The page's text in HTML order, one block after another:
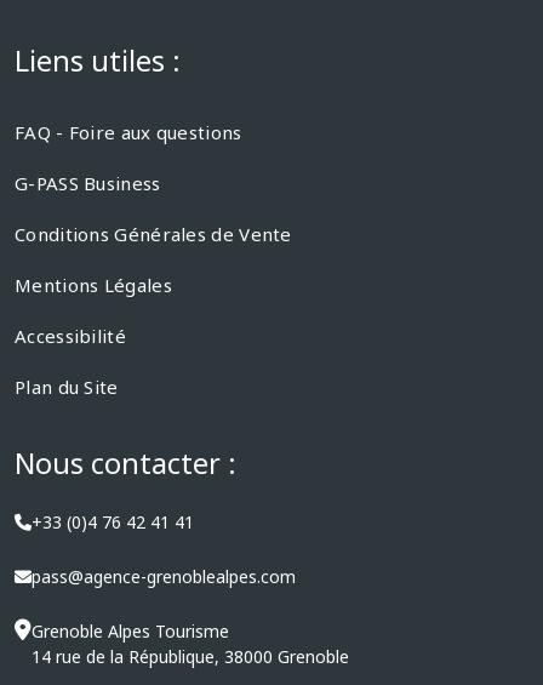
Liens utiles :
FAQ - Foire aux questions
G-PASS Business
Conditions Générales de Vente
Mentions Légales
Accessibilité
Plan du Site
Nous contacter :
+33 (0)4 76 42 41 41
pass@agence-grenoblealpes.com
Grenoble Alpes Tourisme
14 rue de la République, 38000 Grenoble